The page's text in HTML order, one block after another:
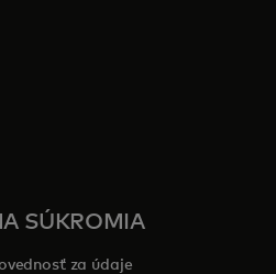
a new tab
SÚKROMIA
za údaje